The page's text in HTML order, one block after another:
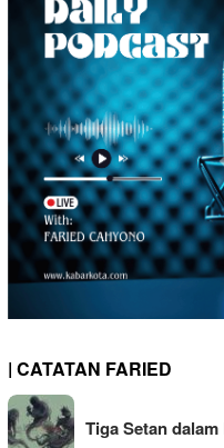
| CATATAN FARIED
Tiga Setan